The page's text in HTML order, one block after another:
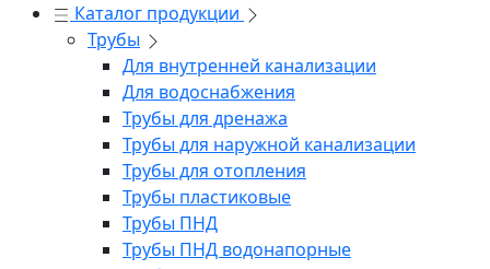
Каталог продукции
Трубы
Для внутренней канализации
Для водоснабжения
Трубы для дренажа
Трубы для наружной канализации
Трубы для отопления
Трубы пластиковые
Трубы ПНД
Трубы ПНД водонапорные